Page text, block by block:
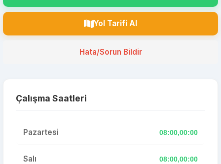
Yol Tarifi Al
Hata/Sorun Bildir
Çalışma Saatleri
Pazartesi 08:00,00:00
Salı 08:00,00:00